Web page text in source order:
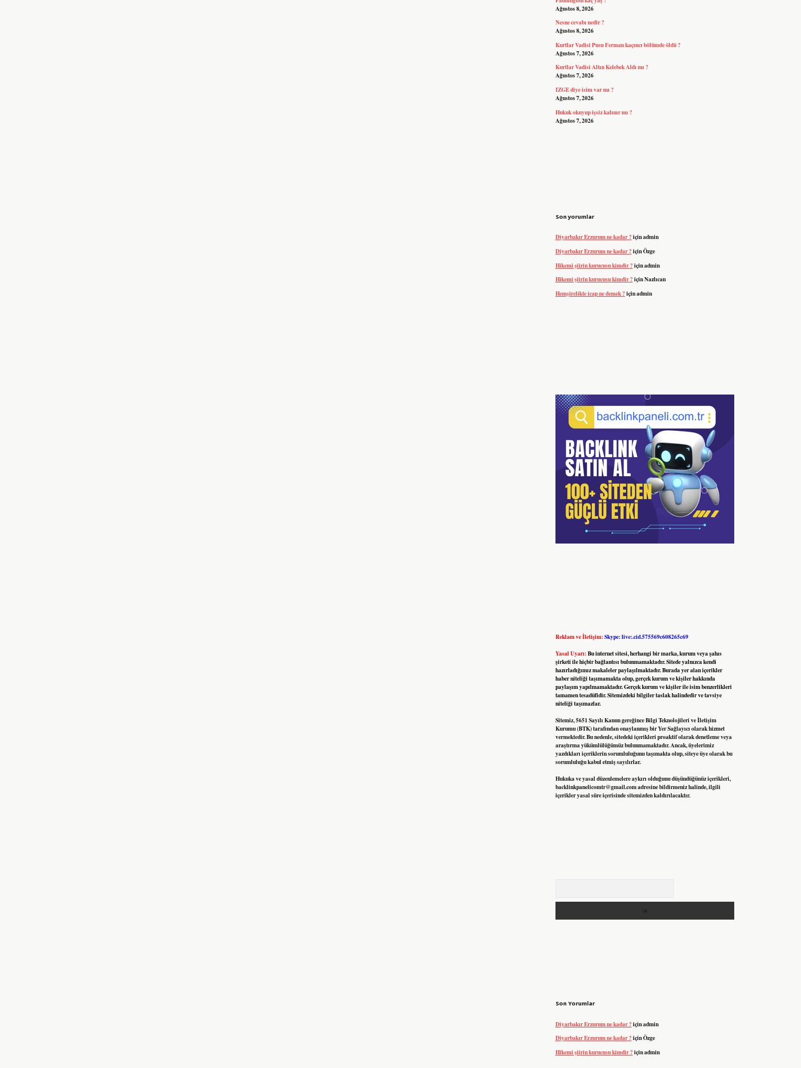
Ağustos 8, 2026
Nesne cevabı nedir ?
Ağustos 8, 2026
Kurtlar Vadisi Pusu Ferman kaçıncı bölümde öldü ?
Ağustos 7, 2026
Kurtlar Vadisi Altın Kelebek Aldı mı ?
Ağustos 7, 2026
IZGE diye isim var mı ?
Ağustos 7, 2026
Hukuk okuyup işsiz kalınır mı ?
Ağustos 7, 2026
Son yorumlar
Diyarbakır Erzurum ne kadar ?içinadmin
Diyarbakır Erzurum ne kadar ?içinÖzge
Hikemi şiirin kurucusu kimdir ?içinadmin
Hikemi şiirin kurucusu kimdir ?içinNazlıcan
Hemşirelikte icap ne demek ?içinadmin
Reklam ve İletişim:Skype: live:.cid.575569c608265c69
Yasal Uyarı:Bu internet sitesi, herhangi bir marka, kurum veya şahıs
şirketi ile hiçbir bağlantısı bulunmamaktadır. Sitede yalnızca kendi
hazırladığımız makaleler paylaşılmaktadır. Burada yer alan içerikler
haber niteliği taşımamakta olup, gerçek kurum ve kişiler hakkında
paylaşım yapılmamaktadır. Gerçek kurum ve kişiler ile isim benzerlikleri
tamamen tesadüfidir. Sitemizdeki bilgiler taslak halindedir ve tavsiye
niteliği taşımazlar.
Sitemiz, 5651 Sayılı Kanun gereğince Bilgi Teknolojileri ve İletişim
Kurumu (BTK) tarafından onaylanmış bir Yer Sağlayıcı olarak hizmet
vermektedir. Bu nedenle, sitedeki içerikleri proaktif olarak denetleme veya
araştırma yükümlülüğümüz bulunmamaktadır. Ancak, üyelerimiz
yazdıkları içeriklerin sorumluluğunu taşımakta olup, siteye üye olarak bu
sorumluluğu kabul etmiş sayılırlar.
Hukuka ve yasal düzenlemelere aykırı olduğunu düşündüğünüz içerikleri,
backlinkpanelicomtr@gmail.comadresine bildirmeniz halinde, ilgili
içerikler yasal süre içerisinde sitemizden kaldırılacaktır.
Son Yorumlar
Diyarbakır Erzurum ne kadar ?içinadmin
Diyarbakır Erzurum ne kadar ?içinÖzge
Hikemi şiirin kurucusu kimdir ?içinadmin